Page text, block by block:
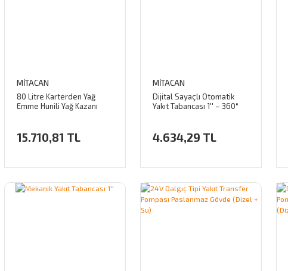
MİTACAN
80 Litre Karterden Yağ
Emme Hunili Yağ Kazanı
15.710,81 TL
MİTACAN
Dijital Sayaçlı Otomatik
Yakıt Tabancası 1'' – 360°
4.634,29 TL